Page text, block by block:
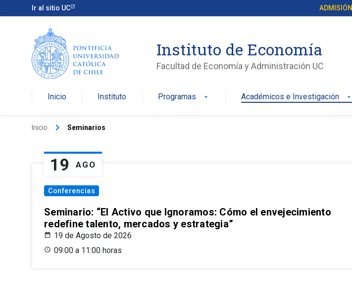
Ir al sitio UC ADMISIÓN
Instituto de Economía
Facultad de Economía y Administración UC
Inicio Instituto Programas arrow_drop_down Académicos e Investigación arrow_drop_down
Inicio keyboard_arrow_right Seminarios
19 AGO
Conferencias
Seminario: “El Activo que Ignoramos: Cómo el envejecimiento
redefine talento, mercados y estrategia”
19 de Agosto de 2026
09:00 a 11:00 horas